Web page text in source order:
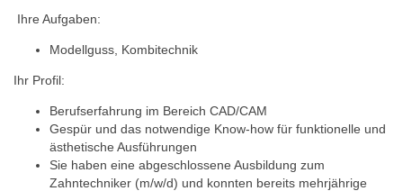
Ihre Aufgaben:
Modellguss, Kombitechnik
Ihr Profil:
Berufserfahrung im Bereich CAD/CAM
Gespür und das notwendige Know-how für funktionelle und
ästhetische Ausführungen
Sie haben eine abgeschlossene Ausbildung zum
Zahntechniker (m/w/d) und konnten bereits mehrjährige